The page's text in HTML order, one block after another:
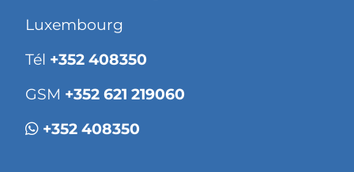
Luxembourg
Tél +352 408350
GSM +352 621 219060
+352 408350